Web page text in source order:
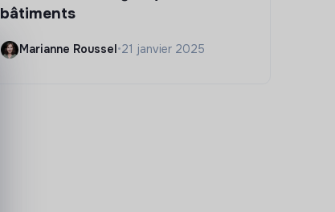
bâtiments
Marianne Roussel•21 janvier 2025